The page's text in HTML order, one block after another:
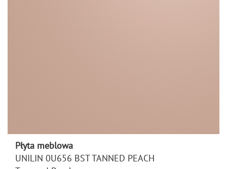
Płyta meblowa
UNILIN 0U656 BST TANNED PEACH